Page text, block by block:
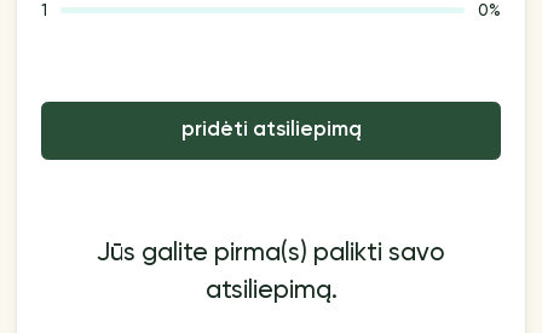
1 0%
pridėti atsiliepimą
Jūs galite pirma(s) palikti savo
atsiliepimą.